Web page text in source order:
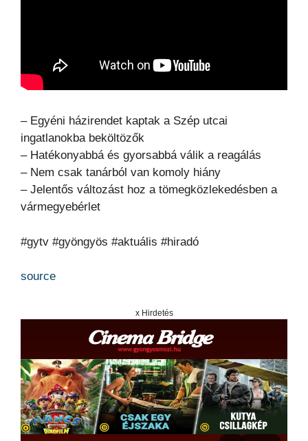
– Egyéni házirendet kaptak a Szép utcai
ingatlanokba beköltözők
– Hatékonyabbá és gyorsabbá válik a reagálás
– Nem csak tanárból van komoly hiány
– Jelentős változást hoz a tömegközlekedésben a
vármegyebérlet
#gytv #gyöngyös #aktuális #hiradó
source
x Hirdetés